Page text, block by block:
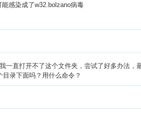
感染成了w32.bolzano病毒
直打开不了这个文件夹，尝试了好多办法，
录下面吗？用什么命令？